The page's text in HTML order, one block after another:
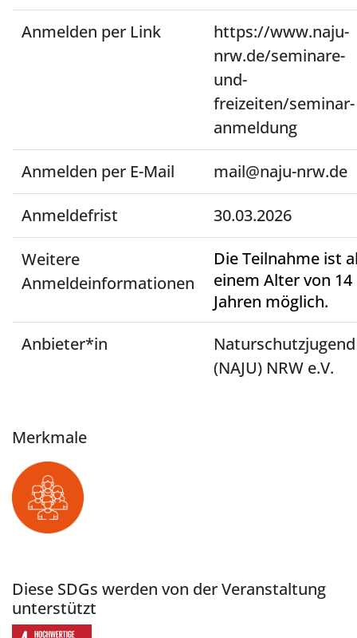
Anmelden per Link
https://www.naju-
nrw.de/seminare-
und-
freizeiten/seminar-
anmeldung
Anmelden per E-Mail mail@naju-nrw.de
Anmeldefrist 30.03.2026
Weitere
Anmeldeinformationen
Die Teilnahme ist
einem Alter von 14
Jahren möglich.
Anbieter*in
Naturschutzjugend
(NAJU) NRW e.V.
Merkmale
Diese SDGs werden von der Veranstaltung
unterstützt